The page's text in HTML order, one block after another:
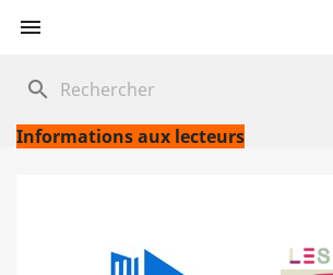

search
Informations aux lecteurs